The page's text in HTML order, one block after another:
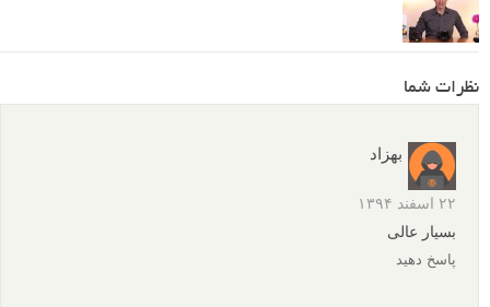
نظرات شما
بهزاد
۲۲ اسفند ۱۳۹۴
بسیار عالی
پاسخ دهید